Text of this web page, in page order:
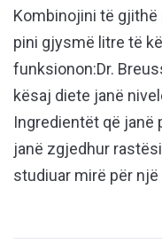
Kombinojini të
pini gjysmë litre të
funksionon:Dr.
kësaj diete janë
Ingredientët që janë
janë zgjedhur
studiuar mirë për